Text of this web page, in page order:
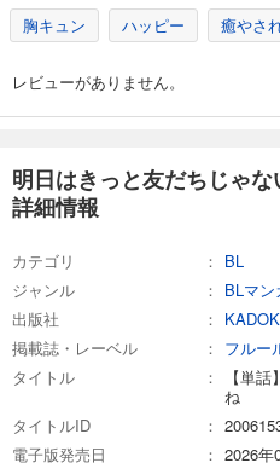
胸キュン ハッピー 癒やさ
レビューがありません。
明日はきっと友だちじゃ
詳細情報
カテゴリ
BL
ジャンル
BLマン
出版社
掲載誌・レーベル
フルー
タイトル
【単
ね
タイトルID
電子版発売日
2026年